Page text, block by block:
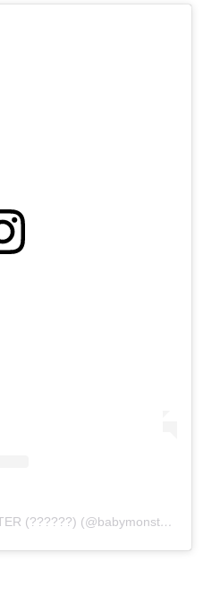
A post shared by BABYMONSTER (??????) (@babymonster_ygofficial)